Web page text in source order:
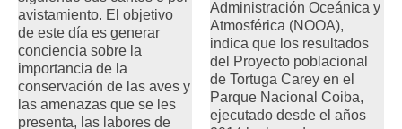
avistamiento. El objetivo
de este día es generar
conciencia sobre la
importancia de la
conservación de las aves y
las amenazas que se les
presenta, las labores de
Administración Oceánica y
Atmosférica (NOOA),
indica que los resultados
del Proyecto poblacional
de Tortuga Carey en el
Parque Nacional Coiba,
ejecutado desde el años